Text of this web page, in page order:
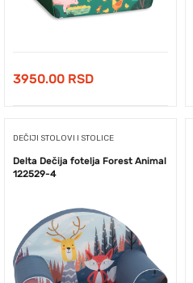
3950.00 RSD
DEČIJI STOLOVI I STOLICE
Delta Dečija fotelja Forest Animal
122529-4